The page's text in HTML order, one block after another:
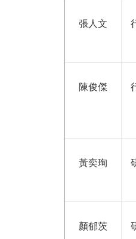
張人文
陳俊傑
黃奕珣
顏郁茨